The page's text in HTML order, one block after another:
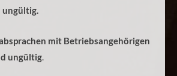
ungültig.
mit Betriebsangehörigen
ungültig.